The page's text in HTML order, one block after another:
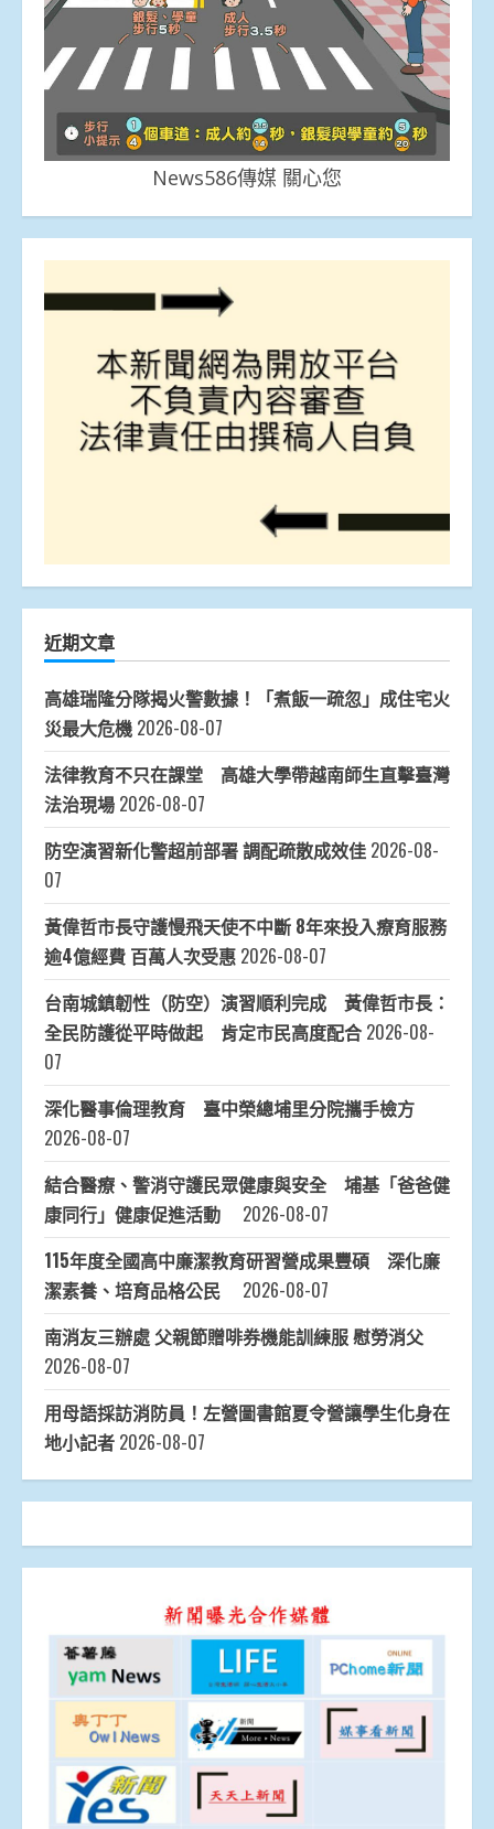
News586傳媒 關心您
近期文章
高雄瑞隆分隊揭火警數據！「煮飯一疏忽」成住宅火
災最大危機 2026-08-07
法律教育不只在課堂 高雄大學帶越南師生直擊臺灣
法治現場 2026-08-07
防空演習新化警超前部署 調配疏散成效佳 2026-08-
07
黃偉哲市長守護慢飛天使不中斷 8年來投入療育服務
逾4億經費 百萬人次受惠 2026-08-07
台南城鎮韌性（防空）演習順利完成 黃偉哲市長：
全民防護從平時做起 肯定市民高度配合 2026-08-
07
深化醫事倫理教育 臺中榮總埔里分院攜手檢方
2026-08-07
結合醫療、警消守護民眾健康與安全 埔基「爸爸健
康同行」健康促進活動
2026-08-07
115年度全國高中廉潔教育研習營成果豐碩 深化廉
潔素養、培育品格公民
2026-08-07
南消友三辦處 父親節贈啡券機能訓練服 慰勞消父
2026-08-07
用母語採訪消防員！左營圖書館夏令營讓學生化身在
地小記者 2026-08-07